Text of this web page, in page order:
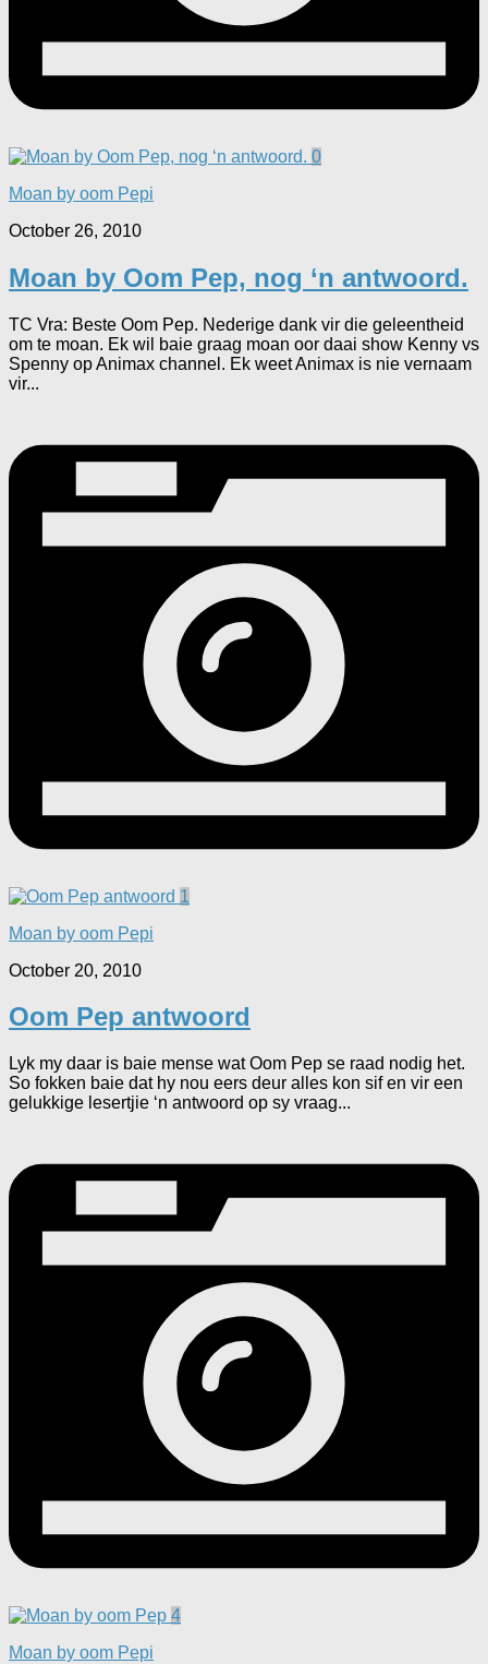
0
Moan by oom Pepi
October 26, 2010
Moan by Oom Pep, nog ‘n antwoord.
TC Vra: Beste Oom Pep. Nederige dank vir die geleentheid
om te moan. Ek wil baie graag moan oor daai show Kenny vs
Spenny op Animax channel. Ek weet Animax is nie vernaam
vir...
1
Moan by oom Pepi
October 20, 2010
Oom Pep antwoord
Lyk my daar is baie mense wat Oom Pep se raad nodig het.
So fokken baie dat hy nou eers deur alles kon sif en vir een
gelukkige lesertjie ‘n antwoord op sy vraag...
4
Moan by oom Pepi